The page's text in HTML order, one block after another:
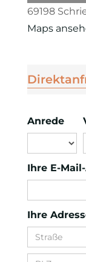
69198
Maps
Anrede
Ihre E-
Ihre